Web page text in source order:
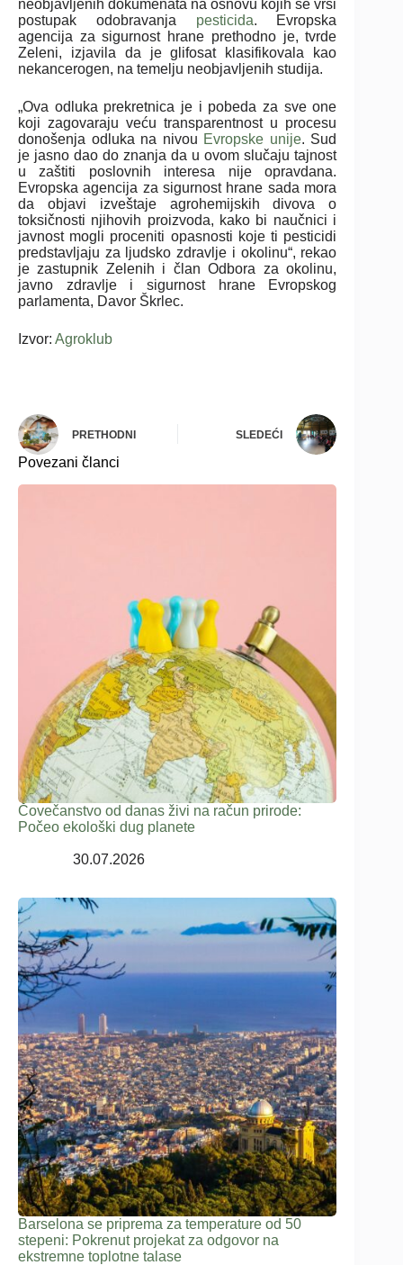
neobjavljenih dokumenata na osnovu kojih se vrši
postupak odobravanja pesticida. Evropska
agencija za sigurnost hrane prethodno je, tvrde
Zeleni, izjavila da je glifosat klasifikovala kao
nekancerogen, na temelju neobjavljenih studija.
„Ova odluka prekretnica je i pobeda za sve one
koji zagovaraju veću transparentnost u procesu
donošenja odluka na nivou Evropske unije. Sud
je jasno dao do znanja da u ovom slučaju tajnost
u zaštiti poslovnih interesa nije opravdana.
Evropska agencija za sigurnost hrane sada mora
da objavi izveštaje agrohemijskih divova o
toksičnosti njihovih proizvoda, kako bi naučnici i
javnost mogli proceniti opasnosti koje ti pesticidi
predstavljaju za ljudsko zdravlje i okolinu“, rekao
je zastupnik Zelenih i član Odbora za okolinu,
javno zdravlje i sigurnost hrane Evropskog
parlamenta, Davor Škrlec.
Izvor: Agroklub
PRETHODNI SLEDEĆI
Povezani članci
Čovečanstvo od danas živi na račun prirode:
Počeo ekološki dug planete
30.07.2026
Barselona se priprema za temperature od 50
stepeni: Pokrenut projekat za odgovor na
ekstremne toplotne talase